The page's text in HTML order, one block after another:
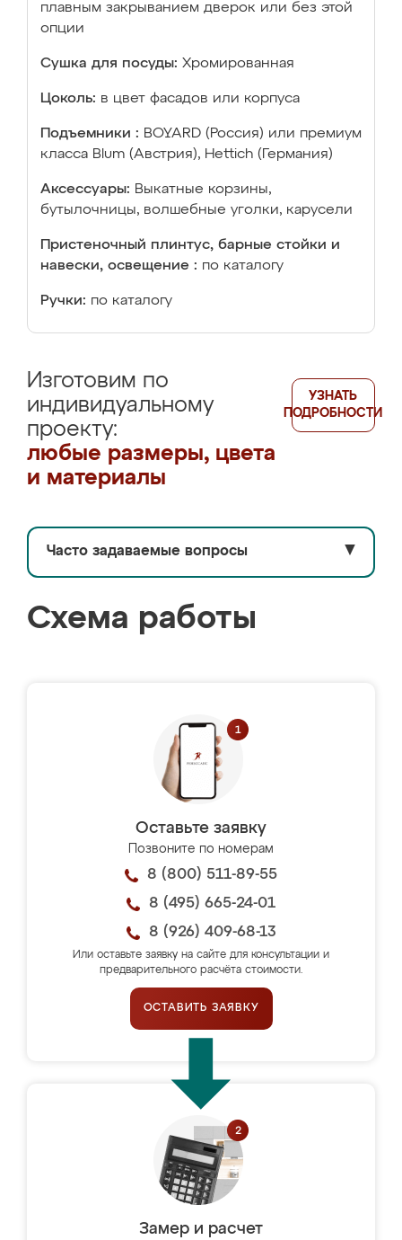
плавным закрыванием дверок или без этой
опции
Сушка для посуды: Хромированная
Цоколь: в цвет фасадов или корпуса
Подъемники : BOYARD (Россия) или премиум
класса Blum (Австрия), Hettich (Германия)
Аксессуары: Выкатные корзины,
бутылочницы, волшебные уголки, карусели
Пристеночный плинтус, барные стойки и
навески, освещение : по каталогу
Ручки: по каталогу
Изготовим по
индивидуальному
проекту:
любые размеры, цвета
и материалы
УЗНАТЬ
ПОДРОБНОСТИ
Часто задаваемые вопросы ▼
Схема работы
Оставьте заявку
Позвоните по номерам
8 (800) 511-89-55
8 (495) 665-24-01
8 (926) 409-68-13
Или оставьте заявку на сайте для консультации и
предварительного расчёта стоимости.
ОСТАВИТЬ ЗАЯВКУ
Замер и расчет